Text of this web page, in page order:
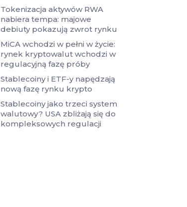
Tokenizacja aktywów RWA
nabiera tempa: majowe
debiuty pokazują zwrot rynku
MiCA wchodzi w pełni w życie:
rynek kryptowalut wchodzi w
regulacyjną fazę próby
Stablecoiny i ETF-y napędzają
nową fazę rynku krypto
Stablecoiny jako trzeci system
walutowy? USA zbliżają się do
kompleksowych regulacji